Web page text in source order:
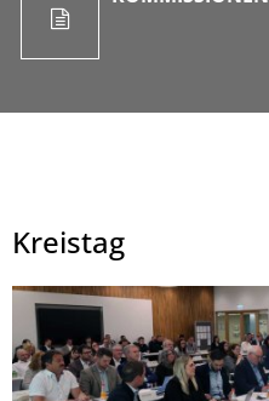
Kreistag